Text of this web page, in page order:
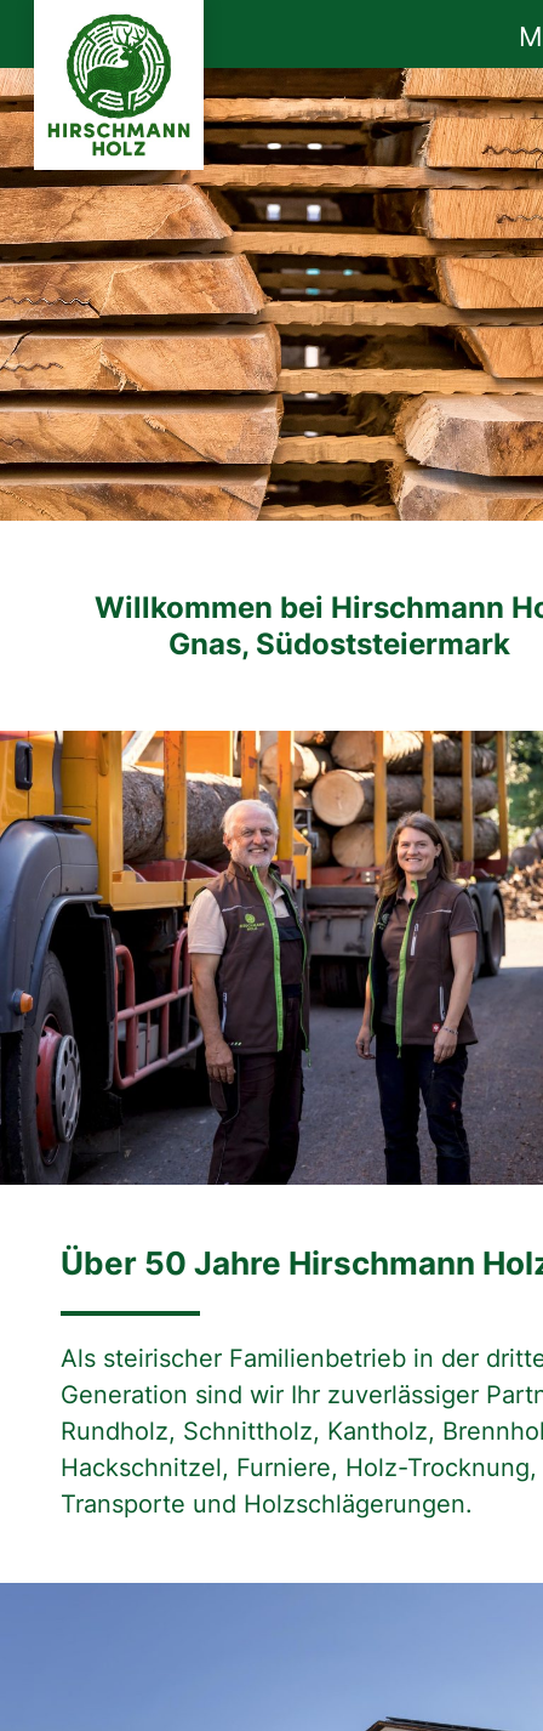
Hirschmann Holz
Willkommen bei Hirschmann
Gnas, Südoststeiermark
Über 50 Jahre Hirschmann
Als steirischer Familienbetrieb in der
Generation sind wir Ihr zuverlässiger
Rundholz, Schnittholz, Kantholz,
Hackschnitzel, Furniere, Holz-
Transporte und Holzschlägerungen.